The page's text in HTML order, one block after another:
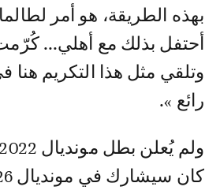
بهذه الطريقة، هو أمر
أحتفل بذلك مع أهلي...
وتلقي مثل هذا التكريم هنا
رائع ».